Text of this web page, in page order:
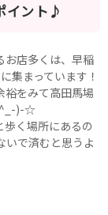
イント♪
お店多くは、早稲
集まっています！
裕をみて高田馬場
)-☆
く場所にあるの
いで済むと思うよ